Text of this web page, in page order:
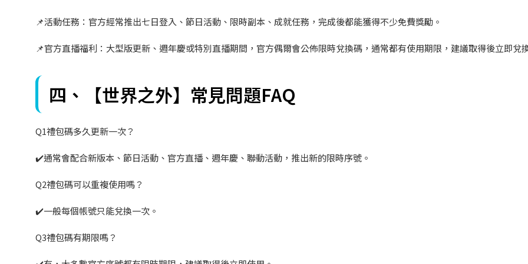
📌活動任務：官方經常推出七日登入、節日活動、限時副本、成就任務，完成後都能獲得不少免費獎勵。
📌官方直播福利：大型版更新、週年慶或特別直播期間，官方偶爾會公佈限時兌換碼，通常都有使用期限，建議取得後立即兌
四、【世界之外】常見問題FAQ
Q1禮包碼多久更新一次？
✔️通常會配合新版本、節日活動、官方直播、週年慶、聯動活動，推出新的限時序號。
Q2禮包碼可以重複使用嗎？
✔️一般每個帳號只能兌換一次。
Q3禮包碼有期限嗎？